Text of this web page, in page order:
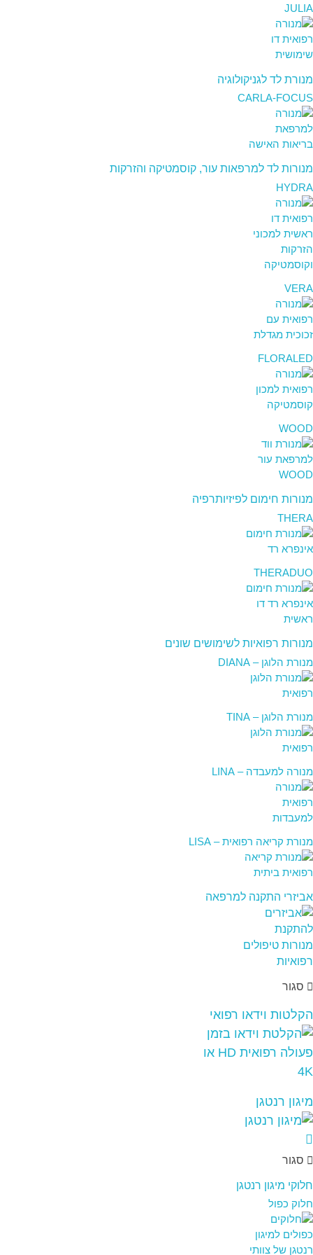
JULIA
מנורת לד לגניקולוגיה
CARLA-FOCUS
מנורות לד למרפאות עור, קוסמטיקה והזרקות
HYDRA
VERA
FLORALED
WOOD
מנורות חימום לפיזיותרפיה
THERA
THERADUO
מנורות רפואיות לשימושים שונים
מנורת הלוגן – DIANA
מנורת הלוגן – TINA
מנורה למעבדה – LINA
מנורת קריאה רפואית – LISA
אביזרי התקנה למרפאה
סגור
הקלטות וידאו רפואי
מיגון רנטגן
סגור
חלוקי מיגון רנטגן
חלוק כפול